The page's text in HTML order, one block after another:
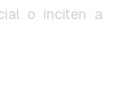
o inciten a